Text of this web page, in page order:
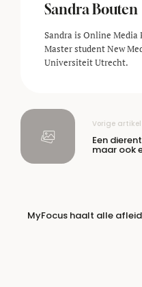
Sandra Bouten
Sandra is Online Media
Master student New
Universiteit Utrecht.
Vorige artikel
Een
maar ook
MyFocus haalt alle